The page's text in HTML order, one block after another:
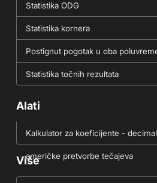
Statistika ODG
Statistika kornera
Postignut pogotak u oba
Statistika točnih rezultata
Alati
Kalkulator za koeficijente -
američke pretvorbe tečajeva
Više